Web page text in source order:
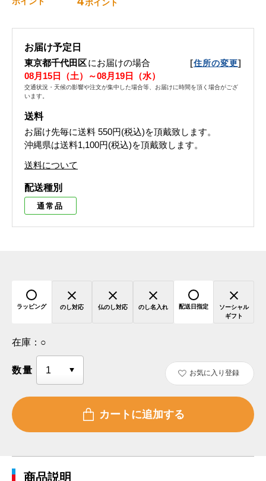
ポイント
お届け予定日
東京都千代田区にお届けの場合 [住所の変更]
08月15日（土）～08月19日（水）
交通状況・天候の影響や注文が集中した場合等、お届けに時間を頂く場合がござ
います。
送料
お届け先毎に送料 550円(税込)を頂戴致します。
沖縄県は送料1,100円(税込)を頂戴致します。
送料について
配送種別
通常品
ラッピング のし対応 仏のし対応 のし名入れ 配送日指定
ソーシャル
ギフト
在庫： ○
数量 お気に入り登録
商品説明